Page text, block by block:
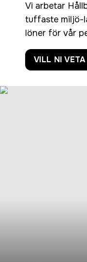
Vi arbetar
tuffaste miljö-
löner för vår
VILL NI